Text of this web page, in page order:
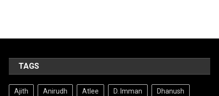
TAGS
Ajith Anirudh Atlee D. Imman Dhanush